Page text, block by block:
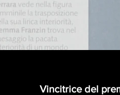
Vincitrice del